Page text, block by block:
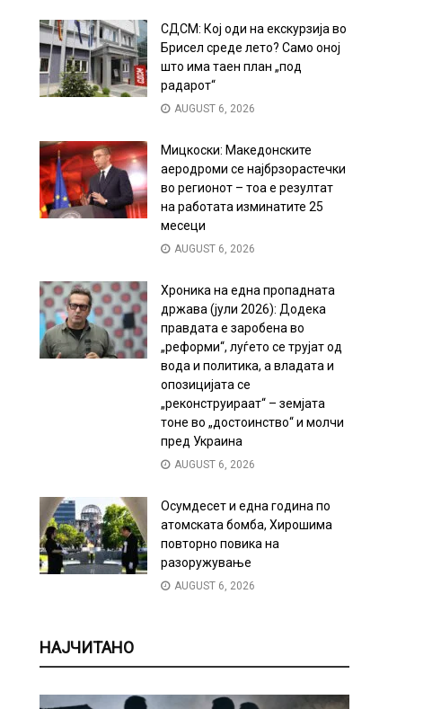
СДСМ: Кој оди на екскурзија во
Брисел среде лето? Само оној
што има таен план „под
радарот“
AUGUST 6, 2026
Мицкоски: Македонските
аеродроми се најбрзорастечки
во регионот – тоа е резултат
на работата изминатите 25
месеци
AUGUST 6, 2026
Хроника на една пропадната
држава (јули 2026): Додека
правдата е заробена во
„реформи“, луѓето се трујат од
вода и политика, а владата и
опозицијата се
„реконструираат“ – земјата
тоне во „достоинство“ и молчи
пред Украина
AUGUST 6, 2026
Осумдесет и една година по
атомската бомба, Хирошима
повторно повика на
разоружување
AUGUST 6, 2026
НАЈЧИТАНО